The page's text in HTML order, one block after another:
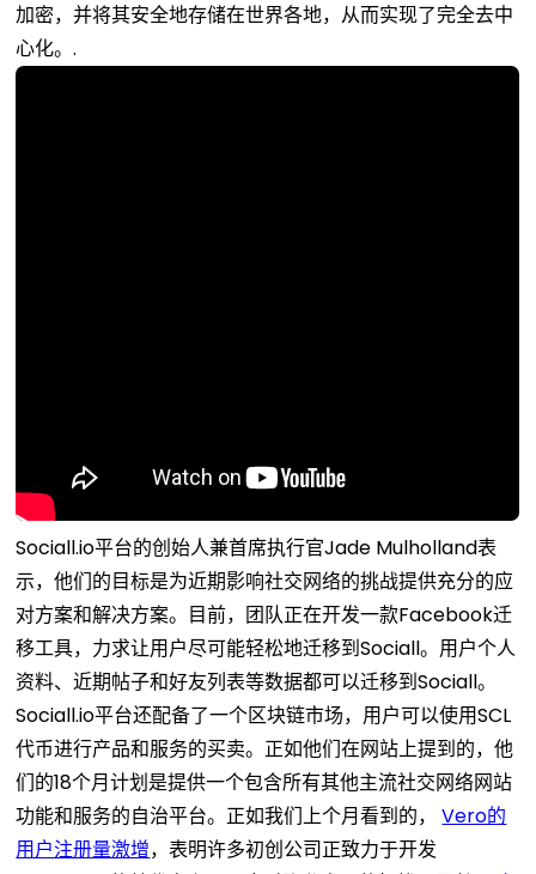
加密，并将其安全地存储在世界各地，从而实现了完全去中
心化。.
Sociall.io平台的创始人兼首席执行官Jade Mulholland表
示，他们的目标是为近期影响社交网络的挑战提供充分的应
对方案和解决方案。目前，团队正在开发一款Facebook迁
移工具，力求让用户尽可能轻松地迁移到Sociall。用户个人
资料、近期帖子和好友列表等数据都可以迁移到Sociall。
Sociall.io平台还配备了一个区块链市场，用户可以使用SCL
代币进行产品和服务的买卖。正如他们在网站上提到的，他
们的18个月计划是提供一个包含所有其他主流社交网络网站
功能和服务的自治平台。正如我们上个月看到的，Vero的
用户注册量激增，表明许多初创公司正致力于开发